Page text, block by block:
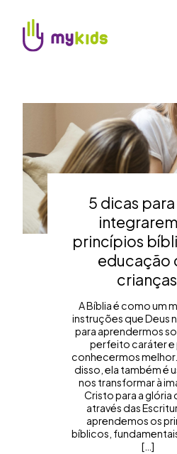
5 dicas
princípios
educação
crianças
A Bíblia é como um
instruções que Deus
para aprendermos
perfeito caráter e
conhecermos melhor.
disso, ela também é
nos transformar à
Cristo para a glória
através das
aprendemos os
bíblicos,
[…]